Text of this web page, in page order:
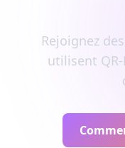
Rejoignez
utilisent